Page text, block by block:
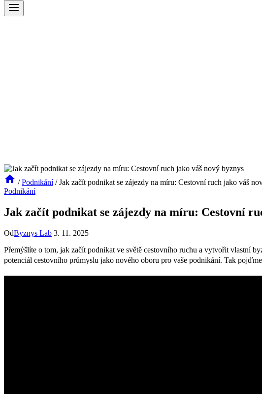
/ Podnikání / Jak začít podnikat se zájezdy na míru: Cestovní ruch jako váš
Podnikání
Jak začít podnikat se zájezdy na míru: Cestovní
OdByznys Lab 3. 11. 2025
Přemýšlíte o tom, jak začít podnikat ve světě cestovního ruchu a vytvořit vlastní
potenciál cestovního průmyslu jako nového oboru pro vaše podnikání. Tak